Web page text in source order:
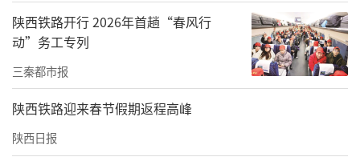
大会为联合体、共同体理事会成员单位举行了
授牌及聘书颁发仪式。每一块牌匾、每一份聘
书，既是荣誉的授予，更是责任的交付，彰显
了各成员单位共建共享、协同育人的坚定决
心。
陕西铁路开行 2026年首趟“春风行
动”务工专列
三秦都市报
陕西铁路迎来春节假期返程高峰
陕西日报